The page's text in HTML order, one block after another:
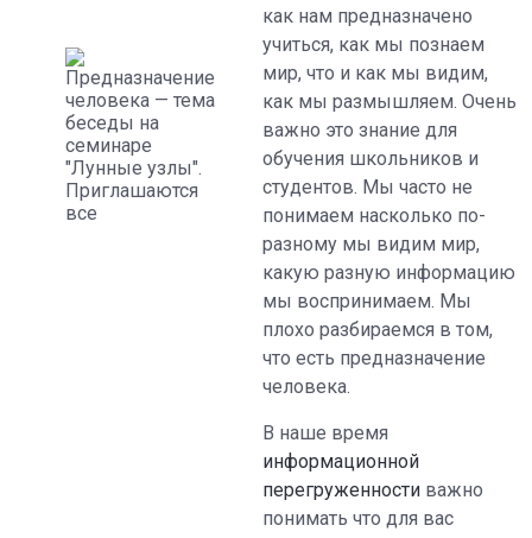
как нам предназначено
учиться, как мы познаем
мир, что и как мы видим,
как мы размышляем. Очень
важно это знание для
обучения школьников и
студентов. Мы часто не
понимаем насколько по-
разному мы видим мир,
какую разную информацию
мы воспринимаем. Мы
плохо разбираемся в том,
что есть предназначение
человека.
В наше время
информационной
перегруженности важно
понимать что для вас